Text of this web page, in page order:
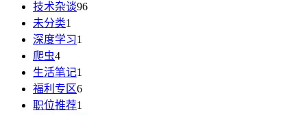
技术杂谈96
未分类1
深度学习1
爬虫4
生活笔记1
福利专区6
职位推荐1